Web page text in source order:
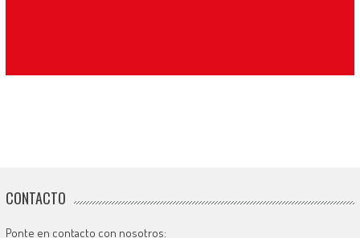
CONTACTO
Ponte en contacto con nosotros: